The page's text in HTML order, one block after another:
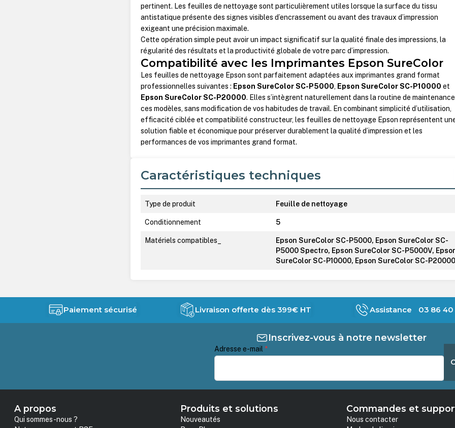
pertinent. Les feuilles de nettoyage sont particulièrement utiles lorsque la surface du tissu
antistatique présente des signes visibles d’encrassement ou avant des travaux d’impression
exigeant une précision maximale.
Cette opération simple peut avoir un impact significatif sur la qualité finale des impressions, la
régularité des résultats et la productivité globale de votre parc d’impression.
Compatibilité avec les Imprimantes Epson SureColor
Les feuilles de nettoyage Epson sont parfaitement adaptées aux imprimantes grand format
professionnelles suivantes : Epson SureColor SC-P5000, Epson SureColor SC-P10000 et
Epson SureColor SC-P20000. Elles s’intègrent naturellement dans la routine de
ces modèles, sans modification de vos habitudes de travail. En combinant simplicité d’utilisation,
efficacité ciblée et compatibilité constructeur, les feuilles de nettoyage Epson représentent
solution fiable et économique pour préserver durablement la qualité d’impression et les
performances de vos imprimantes grand format.
Caractéristiques techniques
Type de produit Feuille de nettoyage
Conditionnement 5
Matériels compatibles_
Epson SureColor SC-P5000, Epson SureColor SC-
P5000 Spectro, Epson SureColor SC-P5000V,
SureColor SC-P10000, Epson SureColor SC-P20000
Paiement sécurisé Livraison offerte dès 399€ HT Assistance 03 86 40
Inscrivez-vous à notre newsletter
Adresse e-mail *
A propos
Qui sommes-nous ?
Produits et solutions
Nouveautés
Commandes et
Nous contacter